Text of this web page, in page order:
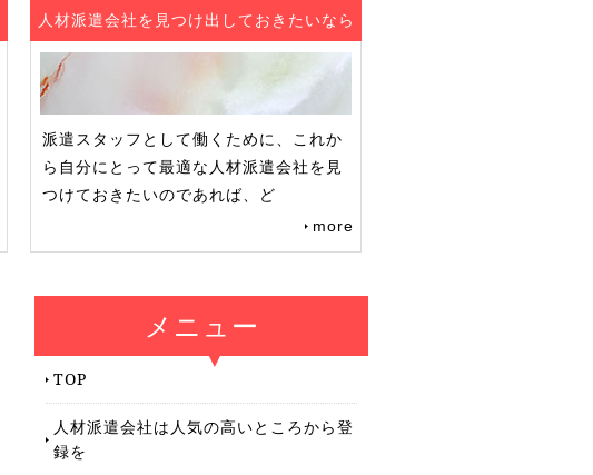
人材派遣会社を見つけ出しておきたいなら
派遣スタッフとして働くために、これか
ら自分にとって最適な人材派遣会社を見
つけておきたいのであれば、ど
more
メニュー
TOP
人材派遣会社は人気の高いところから登
録を